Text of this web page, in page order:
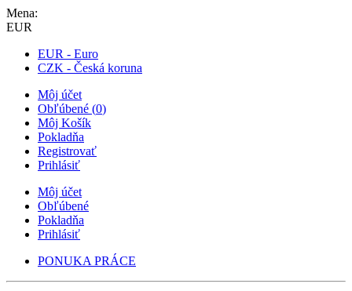
Mena:
EUR
EUR - Euro
CZK - Česká koruna
Môj účet
Obľúbené (0)
Môj Košík
Pokladňa
Registrovať
Prihlásiť
Môj účet
Obľúbené
Pokladňa
Prihlásiť
PONUKA PRÁCE